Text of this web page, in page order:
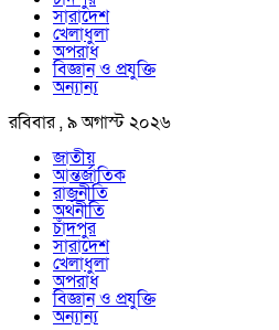
সারাদেশ
খেলাধুলা
অপরাধ
বিজ্ঞান ও প্রযুক্তি
অন্যান্য
রবিবার , ৯ অগাস্ট ২০২৬
জাতীয়
আন্তর্জাতিক
রাজনীতি
অর্থনীতি
চাঁদপুর
সারাদেশ
খেলাধুলা
অপরাধ
বিজ্ঞান ও প্রযুক্তি
অন্যান্য